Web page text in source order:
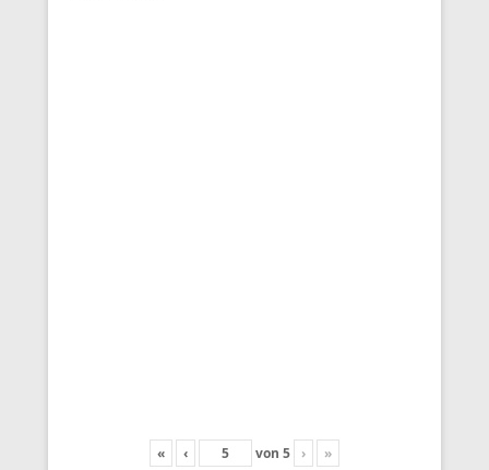
« ‹ von 5 › »